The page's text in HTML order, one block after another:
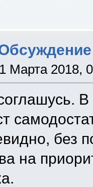
Марта 2018,
В
без
на